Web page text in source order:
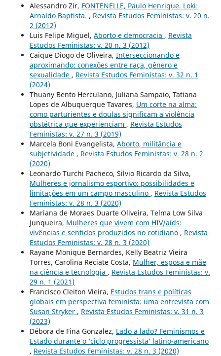
Alessandro Zir, FONTENELLE, Paulo Henrique. Loki:
Arnaldo Baptista. , Revista Estudos Feministas: v. 20 n.
2 (2012)
Luis Felipe Miguel, Aborto e democracia , Revista
Estudos Feministas: v. 20 n. 3 (2012)
Caique Diogo de Oliveira, Interseccionando e
aproximando: conexões entre raça, gênero e
sexualidade , Revista Estudos Feministas: v. 32 n. 1
(2024)
Thuany Bento Herculano, Juliana Sampaio, Tatiana
Lopes de Albuquerque Tavares, Um corte na alma:
como parturientes e doulas significam a violência
obstétrica que experienciam , Revista Estudos
Feministas: v. 27 n. 3 (2019)
Marcela Boni Evangelista, Aborto, militância e
subjetividade , Revista Estudos Feministas: v. 28 n. 2
(2020)
Leonardo Turchi Pacheco, Silvio Ricardo da Silva,
Mulheres e jornalismo esportivo: possibilidades e
limitações em um campo masculino , Revista Estudos
Feministas: v. 28 n. 3 (2020)
Mariana de Moraes Duarte Oliveira, Telma Low Silva
Junqueira, Mulheres que vivem com HIV/aids:
vivências e sentidos produzidos no cotidiano , Revista
Estudos Feministas: v. 28 n. 3 (2020)
Rayane Monique Bernardes, Kelly Beatriz Vieira
Torres, Carolina Reciate Costa, Mulher, esposa e mãe
na ciência e tecnologia , Revista Estudos Feministas: v.
29 n. 1 (2021)
Francisco Cleiton Vieira, Estudos trans e políticas
globais em perspectiva feminista: uma entrevista com
Susan Stryker , Revista Estudos Feministas: v. 31 n. 3
(2023)
Débora de Fina Gonzalez, Lado a lado? Feminismos e
Estado durante o ‘ciclo progressista’ latino-americano
, Revista Estudos Feministas: v. 28 n. 3 (2020)